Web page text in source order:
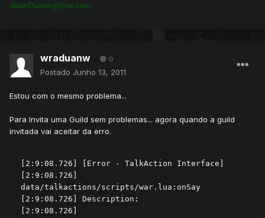
WalefXavier@live.com
wraduanw 0
Postado Junho 13, 2011
Estou com o mesmo problema...
Para Invita uma Guild sem problemas... agora quando a guild
invitada vai aceitar da erro.
[2:9:08.726] [Error - TalkAction Interface]
[2:9:08.726]
data/talkactions/scripts/war.lua:onSay
[2:9:08.726] Description:
[2:9:08.726]